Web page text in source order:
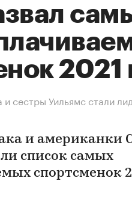
2021
сестры Уильямс стали
и американки
список самых
спортсменок